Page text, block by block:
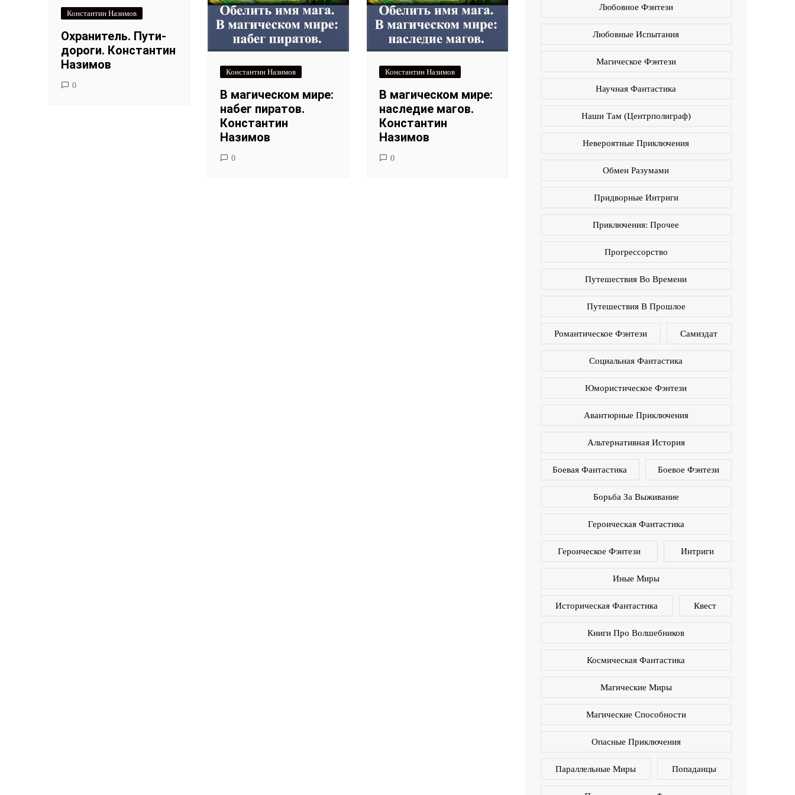
Константин Назимов
Охранитель. Пути-
дороги. Константин
Назимов
0
Константин Назимов
В магическом мире:
набег пиратов.
Константин
Назимов
0
Константин Назимов
В магическом мире:
наследие магов.
Константин
Назимов
0
Любовное Фэнтези
Любовные Испытания
Магическое Фэнтези
Научная Фантастика
Наши Там (Центрполиграф)
Невероятные Приключения
Обмен Разумами
Придворные Интриги
Приключения: Прочее
Прогрессорство
Путешествия Во Времени
Путешествия В Прошлое
Романтическое Фэнтези Самиздат
Социальная Фантастика
Юмористическое Фэнтези
Авантюрные Приключения
Альтернативная История
Боевая Фантастика Боевое Фэнтези
Борьба За Выживание
Героическая Фантастика
Героическое Фэнтези Интриги
Иные Миры
Историческая Фантастика Квест
Книги Про Волшебников
Космическая Фантастика
Магические Миры
Магические Способности
Опасные Приключения
Параллельные Миры Попаданцы